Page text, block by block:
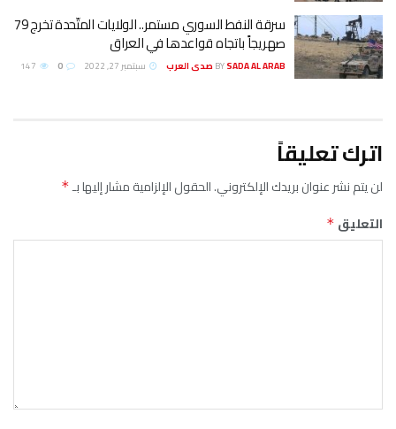
سرقة النفط السوري مستمر.. الولايات المتّحدة تخرج 79
صهريجاً باتجاه قواعدها في العراق
BYSADA AL ARAB صدى العرب سبتمبر 27, 2022
اترك تعليقاً
لن يتم نشر عنوان بريدك الإلكتروني.الحقول الإلزامية مشار إليها بـ*
التعليق *